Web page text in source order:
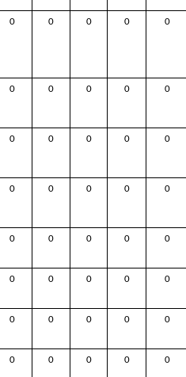
0 0 0 0 0
0 0 0 0 0
0 0 0 0 0
0 0 0 0 0
0 0 0 0 0
0 0 0 0 0
0 0 0 0 0
0 0 0 0 0